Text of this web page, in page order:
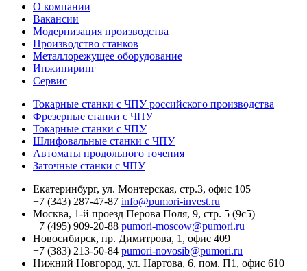
О компании
Вакансии
Модернизация производства
Производство станков
Металлорежущее оборудование
Инжиниринг
Сервис
Токарные станки с ЧПУ российского производства
Фрезерные станки с ЧПУ
Токарные станки с ЧПУ
Шлифовальные станки с ЧПУ
Автоматы продольного точения
Заточные станки с ЧПУ
Екатеринбург, ул. Монтерская, стр.3, офис 105
+7 (343) 287-47-87 info@pumori-invest.ru
Москва, 1-й проезд Перова Поля, 9, стр. 5 (9с5)
+7 (495) 909-20-88 pumori-moscow@pumori.ru
Новосибирск, пр. Димитрова, 1, офис 409
+7 (383) 213-50-84 pumori-novosib@pumori.ru
Нижний Новгород, ул. Нартова, 6, пом. П1, офис 610